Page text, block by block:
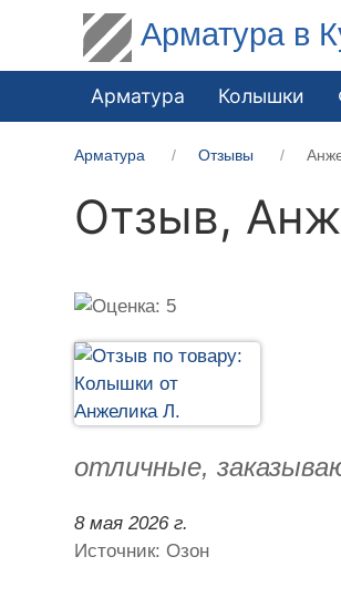
Арматура в
Арматура Колышки
Арматура Отзывы
Отзыв,
отличные,
8 мая 2026 г.
Источник: Озон